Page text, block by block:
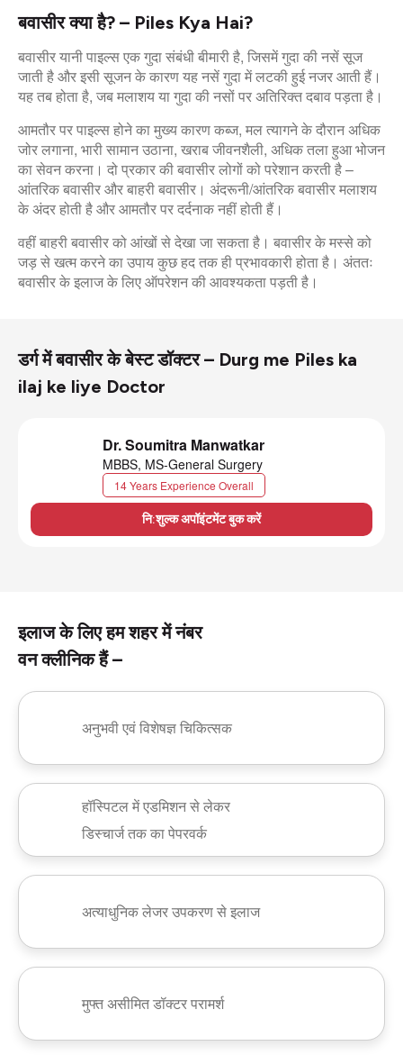
बवासीर क्या है? – Piles Kya Hai?
बवासीर यानी पाइल्स एक गुदा संबंधी बीमारी है, जिसमें गुदा की नसें सूज
जाती है और इसी सूजन के कारण यह नसें गुदा में लटकी हुई नजर आती हैं।
यह तब होता है, जब मलाशय या गुदा की नसों पर अतिरिक्त दबाव पड़ता है।
आमतौर पर पाइल्स होने का मुख्य कारण कब्ज, मल त्यागने के दौरान अधिक
जोर लगाना, भारी सामान उठाना, खराब जीवनशैली, अधिक तला हुआ भोजन
का सेवन करना। दो प्रकार की बवासीर लोगों को परेशान करती है –
आंतरिक बवासीर और बाहरी बवासीर। अंदरूनी/आंतरिक बवासीर मलाशय
के अंदर होती है और आमतौर पर दर्दनाक नहीं होती हैं।
वहीं बाहरी बवासीर को आंखों से देखा जा सकता है। बवासीर के मस्से को
जड़ से खत्म करने का उपाय कुछ हद तक ही प्रभावकारी होता है। अंततः
बवासीर के इलाज के लिए ऑपरेशन की आवश्यकता पड़ती है।
डर्ग में बवासीर के बेस्ट डॉक्टर – Durg me Piles ka
ilaj ke liye Doctor
Dr. Soumitra Manwatkar
MBBS, MS-General Surgery
14 Years Experience Overall
नि:शुल्क अपॉइंटमेंट बुक करें
इलाज के लिए हम शहर में नंबर
वन क्लीनिक हैं –
अनुभवी एवं विशेषज्ञ चिकित्सक
हॉस्पिटल में एडमिशन से लेकर
डिस्चार्ज तक का पेपरवर्क
अत्याधुनिक लेजर उपकरण से इलाज
मुफ्त असीमित डॉक्टर परामर्श